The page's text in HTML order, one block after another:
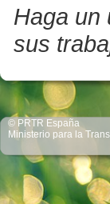
Haga un
sus
© PRTR España
Ministerio para la